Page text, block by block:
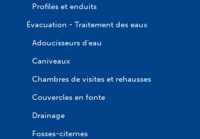
Profilés et enduits
Évacuation - Traitement des eaux
Adoucisseurs d'eau
Caniveaux
Chambres de visites et rehausses
Couvercles en fonte
Drainage
Fosses-citernes